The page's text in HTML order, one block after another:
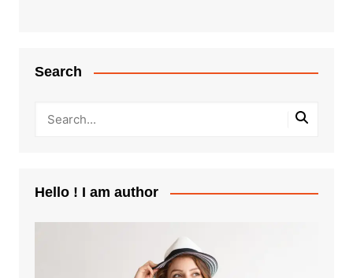
Search
Hello ! I am author